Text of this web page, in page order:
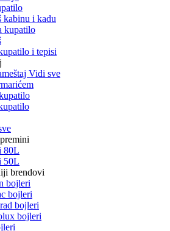
kabinu i kadu
kupatilo
i tepisi
Vidi sve
80L
50L
brendovi
bojleri
bojleri
bojleri
bojleri